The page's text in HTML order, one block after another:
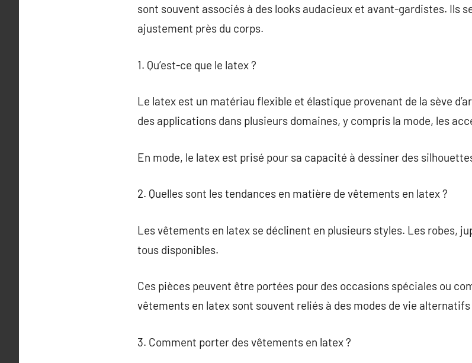
sont souvent associés à des looks audacieux et avant-gardistes. Ils
ajustement près du corps.
1. Qu’est-ce que le latex ?
Le latex est un matériau flexible et élastique provenant de la sève
des applications dans plusieurs domaines, y compris la mode, les
En mode, le latex est prisé pour sa capacité à dessiner des
2. Quelles sont les tendances en matière de vêtements en latex ?
Les vêtements en latex se déclinent en plusieurs styles. Les robes,
tous disponibles.
Ces pièces peuvent être portées pour des occasions spéciales ou
vêtements en latex sont souvent reliés à des modes de vie
3. Comment porter des vêtements en latex ?